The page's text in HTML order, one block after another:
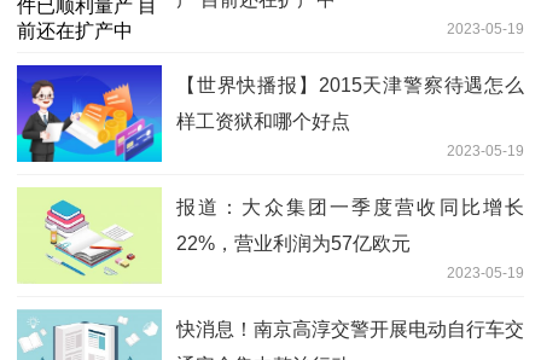
2023-05-19
【世界快播报】2015天津警察待遇怎么
样工资狱和哪个好点
2023-05-19
报道：大众集团一季度营收同比增长
22%，营业利润为57亿欧元
2023-05-19
快消息！南京高淳交警开展电动自行车交